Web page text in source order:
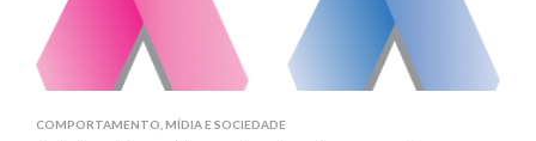
COMPORTAMENTO MÍDIA E SOCIEDADE